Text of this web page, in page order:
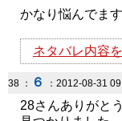
かなり悩んでます
ネタバレ内容
38 ： ６ ：2012-08-31
28さんありがとう